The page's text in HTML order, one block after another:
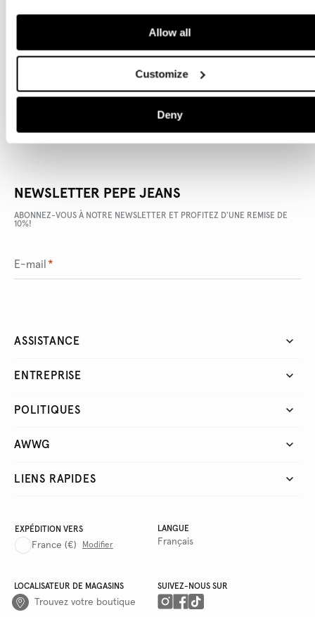
Allow all
Customize
Deny
NEWSLETTER PEPE JEANS
ABONNEZ-VOUS À NOTRE NEWSLETTER ET PROFITEZ D'UNE REMISE DE
10%!
E-mail *
ASSISTANCE
ENTREPRISE
POLITIQUES
AWWG
LIENS RAPIDES
EXPÉDITION VERS
France (€) Modifier
LANGUE
Français
LOCALISATEUR DE MAGASINS
Trouvez votre boutique
SUIVEZ-NOUS SUR